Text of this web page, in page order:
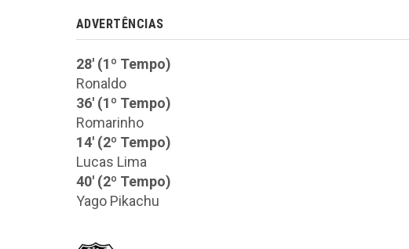
ADVERTÊNCIAS
28' (1º Tempo)
Ronaldo
36' (1º Tempo)
Romarinho
14' (2º Tempo)
Lucas Lima
40' (2º Tempo)
Yago Pikachu